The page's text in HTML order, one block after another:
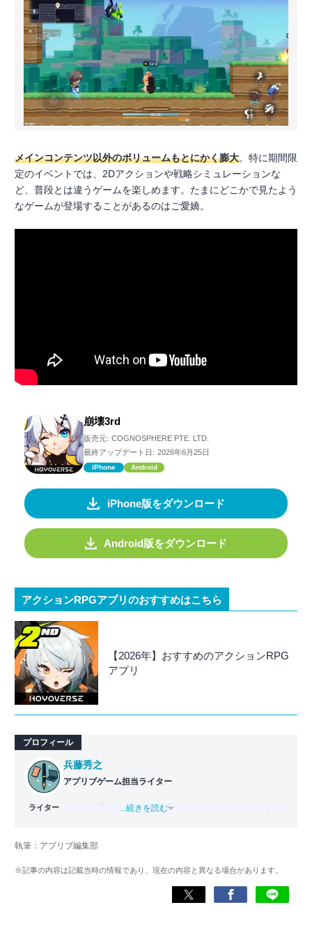
メインコンテンツ以外のボリュームもとにかく膨大。特に期間限
定のイベントでは、2Dアクションや戦略シミュレーションな
ど、普段とは違うゲームを楽しめます。たまにどこかで見たよう
なゲームが登場することがあるのはご愛嬌。
崩壊3rd
販売元: COGNOSPHERE PTE. LTD.
最終アップデート日: 2026年6月25日
iPhone Android
iPhone版をダウンロード
Android版をダウンロード
アクションRPGアプリのおすすめはこちら
【2026年】おすすめのアクションRPG
アプリ
プロフィール
ライター
兵藤秀之
アプリブゲーム担当ライター
バンタン電脳ゲーム学院（現：バンタンゲームアカデミ
タート。2014年からはヴォラーレ株式会社（現：ナイル株
フォンアプリ関連の記事を10年以上制作。Webライティン
グ能力検定1級、漢字検定2級を所持。ゲームが持つ楽しさ
を、ツールにある便利さを伝わるライティングを心がけて
...続きを読む
執筆：アプリブ編集部
※記事の内容は記載当時の情報であり、現在の内容と異なる場合があります。